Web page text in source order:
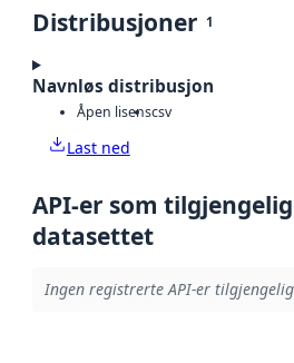
Distribusjoner 1
Navnløs distribusjon
Åpen lisenscsv
Last ned
API-er som
datasettet
Ingen registrerte API-er